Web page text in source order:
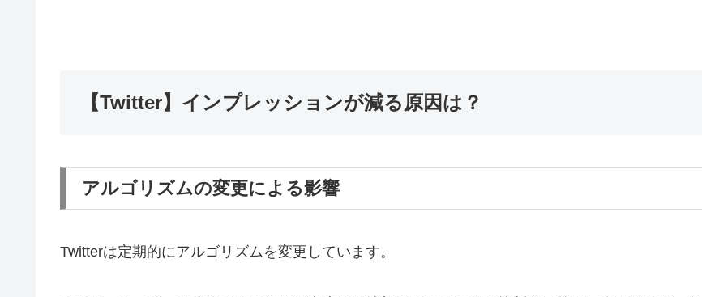
【Twitter】インプレッションが減る原因は？
アルゴリズムの変更による影響
Twitterは定期的にアルゴリズムを変更しています。